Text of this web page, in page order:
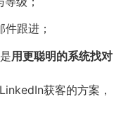
件跟进；
用更聪明的系统找对
获客的方案，